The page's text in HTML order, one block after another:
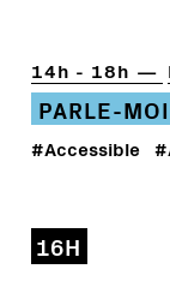
14h - 18h
PARLE-
#Accessible
16H